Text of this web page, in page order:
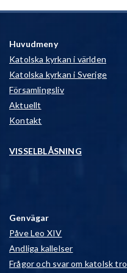
Huvudmeny
Katolska kyrkan i världen
Katolska kyrkan i Sverige
Församlingsliv
Aktuellt
Kontakt
VISSELBLÅSNING
Genvägar
Påve Leo XIV
Andliga kallelser
Frågor och svar om katolsk tro